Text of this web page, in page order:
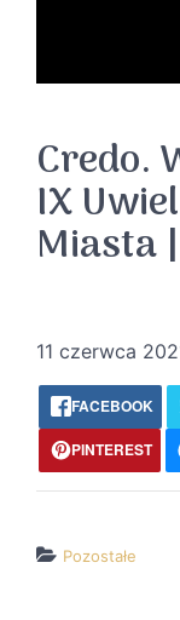
Credo.
IX
Miasta
11 czerwca
FACEBOOK
PINTEREST
Pozostałe